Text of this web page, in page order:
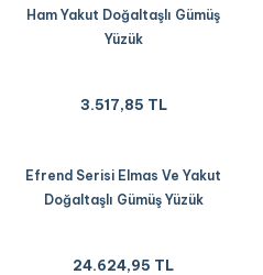
Ham Yakut Doğaltaşlı Gümüş
Yüzük
3.517,85 TL
Efrend Serisi Elmas Ve Yakut
Doğaltaşlı Gümüş Yüzük
24.624,95 TL